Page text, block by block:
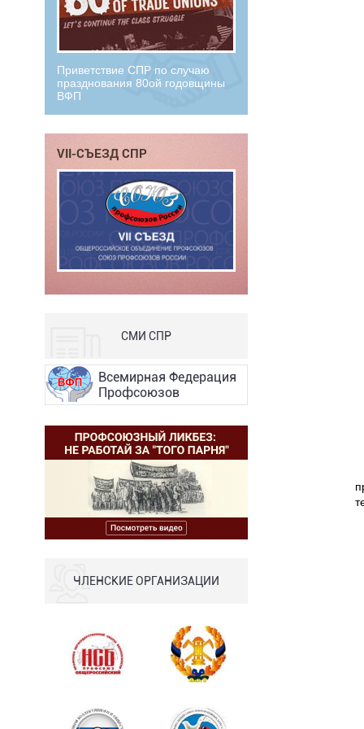
Приветствие СПР по случаю
празднования 80ой годовщины
ВФП
VII-СЪЕЗД СПР
СМИ СПР
Всемирная Федерация
Профсоюзов
ЧЛЕНСКИЕ ОРГАНИЗАЦИИ